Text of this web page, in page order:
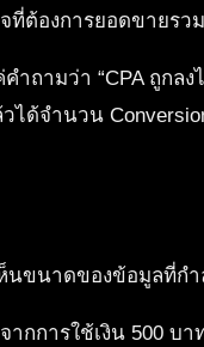
ที่ต้องการยอดขายรวม
ำถามว่า “CPA ถูกลง
ได้จำนวน
นขนาดของข้อมูลที่กำ
ากการใช้เงิน 500 บา